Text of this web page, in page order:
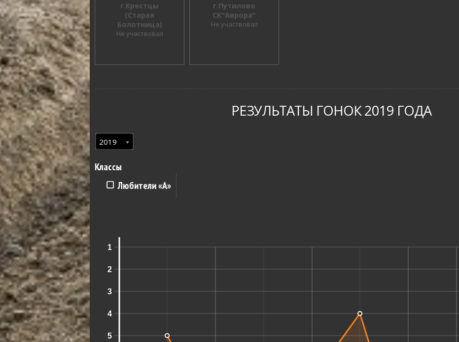
г.Крестцы
(Старая
Болотница)
Не участвовал
г.Путилово
СК"Аврора"
Не участвовал
РЕЗУЛЬТАТЫ ГОНОК 2019 ГОДА
2019
Классы
Любители «A»
1
2
3
4
5